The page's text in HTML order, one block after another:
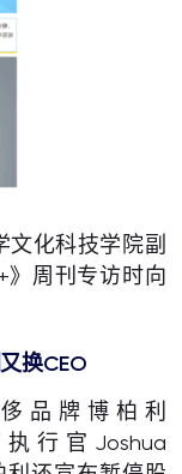
文化科技学院副
》周刊专访时向
换CEO
品牌博柏利
行官Joshua